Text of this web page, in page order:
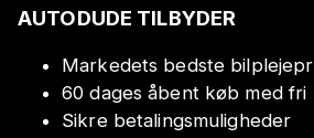
AUTODUDE TILBYDER
Markedets bedste
60 dages åbent køb med fri
Sikre betalingsmuligheder